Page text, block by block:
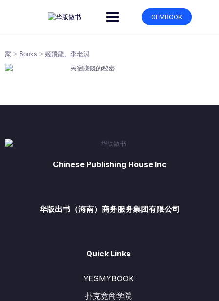
OEMBOOK
家 > Books > 姬飛龍、季老濕
Chinese Publishing House Inc
华版出书（海南）商务服务集团有限公司
Quick Links
YESMYBOOK
扑克竞商学院